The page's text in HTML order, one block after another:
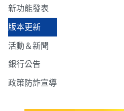
新功能發表
版本更新
活動＆新聞
銀行公告
政策防詐宣導